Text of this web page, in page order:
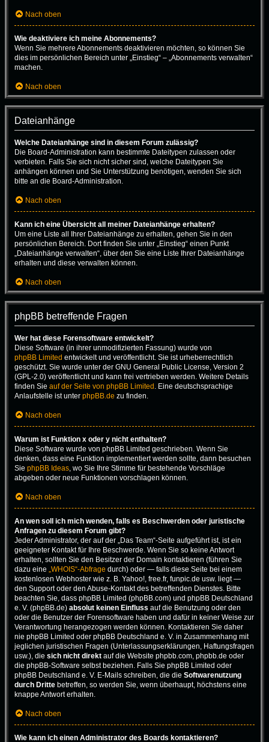
Nach oben
Wie deaktiviere ich meine Abonnements?
Wenn Sie mehrere Abonnements deaktivieren möchten, so können Sie
dies im persönlichen Bereich unter „Einstieg“ – „Abonnements verwalten“
machen.
Nach oben
Dateianhänge
Welche Dateianhänge sind in diesem Forum zulässig?
Die Board-Administration kann bestimmte Dateitypen zulassen oder
verbieten. Falls Sie sich nicht sicher sind, welche Dateitypen Sie
anhängen können und Sie Unterstützung benötigen, wenden Sie sich
bitte an die Board-Administration.
Nach oben
Kann ich eine Übersicht all meiner Dateianhänge erhalten?
Um eine Liste all Ihrer Dateianhänge zu erhalten, gehen Sie in den
persönlichen Bereich. Dort finden Sie unter „Einstieg“ einen Punkt
„Dateianhänge verwalten“, über den Sie eine Liste Ihrer Dateianhänge
erhalten und diese verwalten können.
Nach oben
phpBB betreffende Fragen
Wer hat diese Forensoftware entwickelt?
Diese Software (in ihrer unmodifizierten Fassung) wurde von
phpBB Limited entwickelt und veröffentlicht. Sie ist urheberrechtlich
geschützt. Sie wurde unter der GNU General Public License, Version 2
(GPL-2.0) veröffentlicht und kann frei vertrieben werden. Weitere Details
finden Sie auf der Seite von phpBB Limited . Eine deutschsprachige
Anlaufstelle ist unter phpBB.de zu finden.
Nach oben
Warum ist Funktion x oder y nicht enthalten?
Diese Software wurde von phpBB Limited geschrieben. Wenn Sie
denken, dass eine Funktion implementiert werden sollte, dann besuchen
Sie phpBB Ideas, wo Sie Ihre Stimme für bestehende Vorschläge
abgeben oder neue Funktionen vorschlagen können.
Nach oben
An wen soll ich mich wenden, falls es Beschwerden oder juristische
Anfragen zu diesem Forum gibt?
Jeder Administrator, der auf der „Das Team“-Seite aufgeführt ist, ist ein
geeigneter Kontakt für Ihre Beschwerde. Wenn Sie so keine Antwort
erhalten, sollten Sie den Besitzer der Domain kontaktieren (führen Sie
dazu eine „WHOIS“-Abfrage durch) oder — falls diese Seite bei einem
kostenlosen Webhoster wie z. B. Yahoo!, free.fr, funpic.de usw. liegt —
den Support oder den Abuse-Kontakt des betreffenden Dienstes. Bitte
beachten Sie, dass phpBB Limited (phpBB.com) und phpBB Deutschland
e. V. (phpBB.de) absolut keinen Einfluss auf die Benutzung oder den
oder die Benutzer der Forensoftware haben und dafür in keiner Weise zur
Verantwortung herangezogen werden können. Kontaktieren Sie daher
nie phpBB Limited oder phpBB Deutschland e. V. in Zusammenhang mit
jeglichen juristischen Fragen (Unterlassungserklärungen, Haftungsfragen
usw.), die sich nicht direkt auf die Website phpbb.com, phpbb.de oder
die phpBB-Software selbst beziehen. Falls Sie phpBB Limited oder
phpBB Deutschland e. V. E-Mails schreiben, die die Softwarenutzung
durch Dritte betreffen, so werden Sie, wenn überhaupt, höchstens eine
knappe Antwort erhalten.
Nach oben
Wie kann ich einen Administrator des Boards kontaktieren?